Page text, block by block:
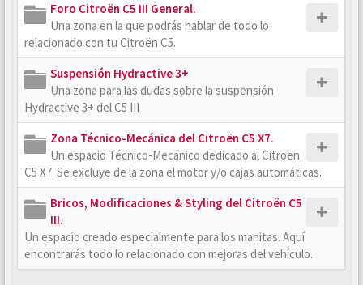
Foro Citroën C5 III General.
Una zona en la que podrás hablar de todo lo
relacionado con tu Citroën C5.
Suspensión Hydractive 3+
Una zona para las dudas sobre la suspensión
Hydractive 3+ del C5 III
Zona Técnico-Mecánica del Citroën C5 X7.
Un espacio Técnico-Mecánico dedicado al Citroën
C5 X7. Se excluye de la zona el motor y/o cajas automáticas.
Bricos, Modificaciones & Styling del Citroën C5
III.
Un espacio creado especialmente para los manitas. Aquí
encontrarás todo lo relacionado con mejoras del vehículo.